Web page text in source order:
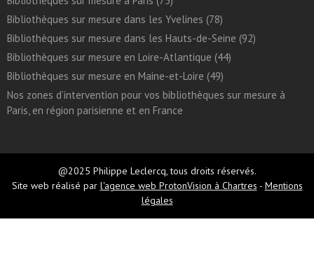
Bibliothèques sur mesure dans les Yvelines (78)
Bibliothèques sur mesure dans les Hauts-de-Seine (92)
Bibliothèques sur mesure en Loire-Atlantique (44)
Bibliothèques sur mesure en Maine-et-Loire (49)
Nos zones d’intervention pour vos bibliothèques sur mesure à
Paris, en région parisienne et en France
@2025 Philippe Leclercq, tous droits réservés.
Site web réalisé par l'agence web ProtonVision à Chartres - Mentions
légales